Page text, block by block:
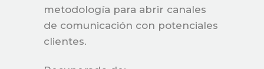
metodología para abrir canales
de comunicación con potenciales
clientes.